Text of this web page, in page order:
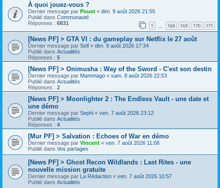
À quoi jouez-vous ?
Dernier message par Pouet « dim. 9 août 2026 21:55
Publié dans Communauté
Réponses : 6831 1 168 169 170 171
[News PF] > GTA VI : du gameplay sur Netflix le 27 août
Dernier message par Self « dim. 9 août 2026 17:34
Publié dans Actualités
Réponses : 5
[News PF] > Onimusha : Way of the Sword - C'est son destin
Dernier message par Mammago « sam. 8 août 2026 22:53
Publié dans Actualités
Réponses : 2
[News PF] > Moonlighter 2 : The Endless Vault - une date et
une démo
Dernier message par Sephi « ven. 7 août 2026 23:12
Publié dans Actualités
Réponses : 4
[Mur PF] > Salvation : Echoes of War en démo
Dernier message par Vincent « ven. 7 août 2026 11:06
Publié dans Vos partages
[News PF] > Ghost Recon Wildlands : Last Rites - une
nouvelle mission gratuite
Dernier message par La Rédaction « ven. 7 août 2026 10:57
Publié dans Actualités